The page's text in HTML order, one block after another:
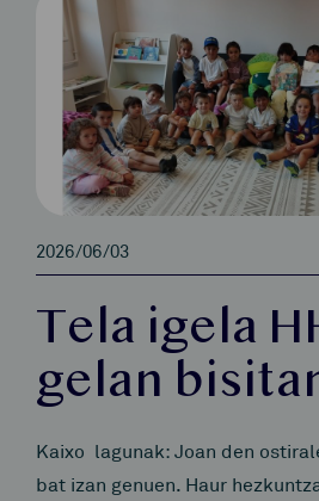
2026/06/03
Tela igela
gelan
Kaixo lagunak: Joan den
bat izan genuen. Haur